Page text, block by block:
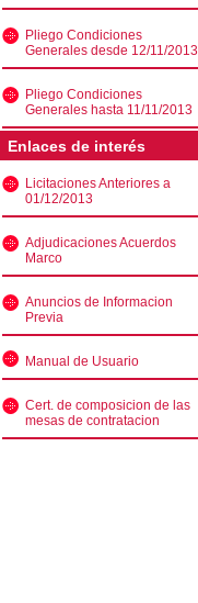
Pliego Condiciones
Generales desde 12/11/2013
Pliego Condiciones
Generales hasta 11/11/2013
Enlaces de interés
Licitaciones Anteriores a
01/12/2013
Adjudicaciones Acuerdos
Marco
Anuncios de Informacion
Previa
Manual de Usuario
Cert. de composicion de las
mesas de contratacion